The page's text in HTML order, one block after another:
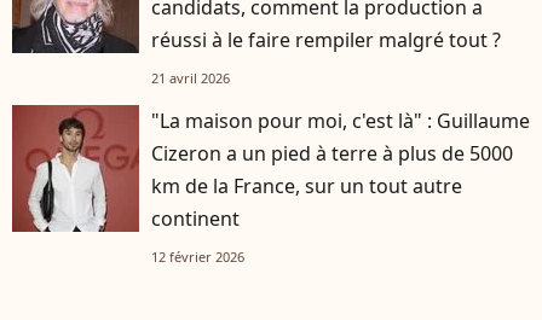
candidats, comment la production a
réussi à le faire rempiler malgré tout ?
21 avril 2026
"La maison pour moi, c'est là" : Guillaume
Cizeron a un pied à terre à plus de 5000
km de la France, sur un tout autre
continent
12 février 2026